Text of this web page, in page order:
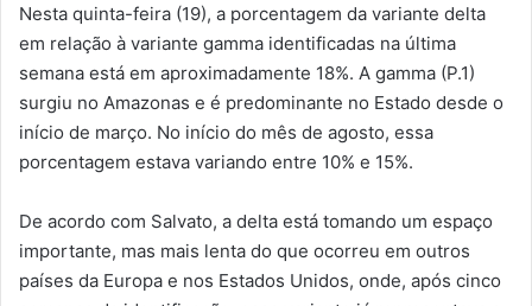
Nesta quinta-feira (19), a porcentagem da variante delta
em relação à variante gamma identificadas na última
semana está em aproximadamente 18%. A gamma (P.1)
surgiu no Amazonas e é predominante no Estado desde o
início de março. No início do mês de agosto, essa
porcentagem estava variando entre 10% e 15%.
De acordo com Salvato, a delta está tomando um espaço
importante, mas mais lenta do que ocorreu em outros
países da Europa e nos Estados Unidos, onde, após cinco